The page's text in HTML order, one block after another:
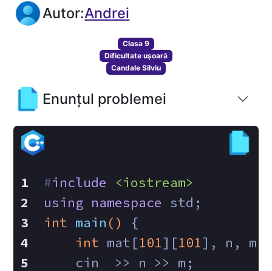
Autor:Andrei
Clasa 9
Dificultate ușoară
Candale Silviu
Enunțul problemei
#include
<iostream>
using namespace std;
int main ()
{
int mat[101][101], n,
    cin  >> n >> m;